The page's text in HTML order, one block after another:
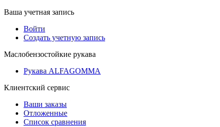
Ваша учетная запись
Войти
Создать учетную запись
Маслобензостойкие рукава
Рукава ALFAGOMMA
Клиентский сервис
Ваши заказы
Отложенные
Список сравнения